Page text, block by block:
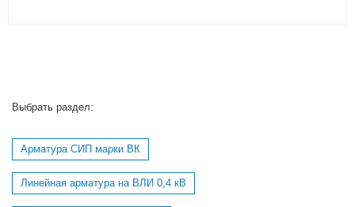
Выбрать раздел:
Арматура СИП марки ВК
Линейная арматура на ВЛИ 0,4 кВ